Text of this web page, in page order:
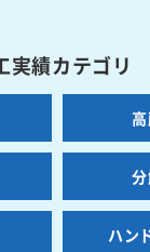
実績カテゴリ
ハン